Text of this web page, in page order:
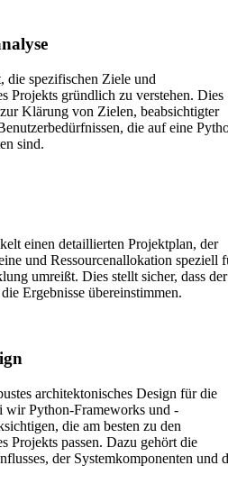
die spezifischen Ziele und
Projekts gründlich zu verstehen. Dies
Klärung von Zielen, beabsichtigter
die auf eine
sind.
einen detaillierten Projektplan, der
und Ressourcenallokation speziell
umreißt. Dies stellt sicher, dass der
Ergebnisse übereinstimmen.
architektonisches Design für die
wir Python-Frameworks und -
die am besten zu den
Projekts passen. Dazu gehört die
der Systemkomponenten und